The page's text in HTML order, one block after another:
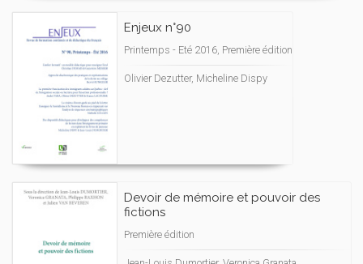
Enjeux n°90
Printemps - Eté 2016, Première édition
Olivier Dezutter, Micheline Dispy
Devoir de mémoire et pouvoir des
fictions
Première édition